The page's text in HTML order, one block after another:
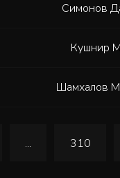
Симонов
Кушнир
Шамхалов
... 310